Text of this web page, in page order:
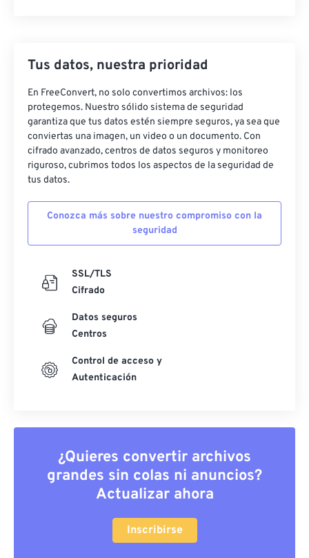
Tus datos, nuestra prioridad
En FreeConvert, no solo convertimos archivos: los
protegemos. Nuestro sólido sistema de seguridad
garantiza que tus datos estén siempre seguros, ya sea que
conviertas una imagen, un video o un documento. Con
cifrado avanzado, centros de datos seguros y monitoreo
riguroso, cubrimos todos los aspectos de la seguridad de
tus datos.
Conozca más sobre nuestro compromiso con la
seguridad
SSL/TLS
Cifrado
Datos seguros
Centros
Control de acceso y
Autenticación
¿Quieres convertir archivos
grandes sin colas ni anuncios?
Actualizar ahora
Inscribirse